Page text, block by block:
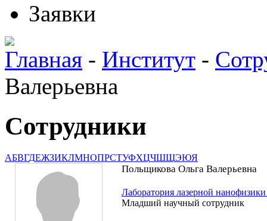
Заявки
Главная - Институт -
Валерьевна
Сотрудники
АБВГДЕЖЗИКЛМНОПРСТУФХЦЧШЩЭЮЯ
Польщикова Ольга Валерьевна
Лаборатория лазерной
Младший научный сотрудник